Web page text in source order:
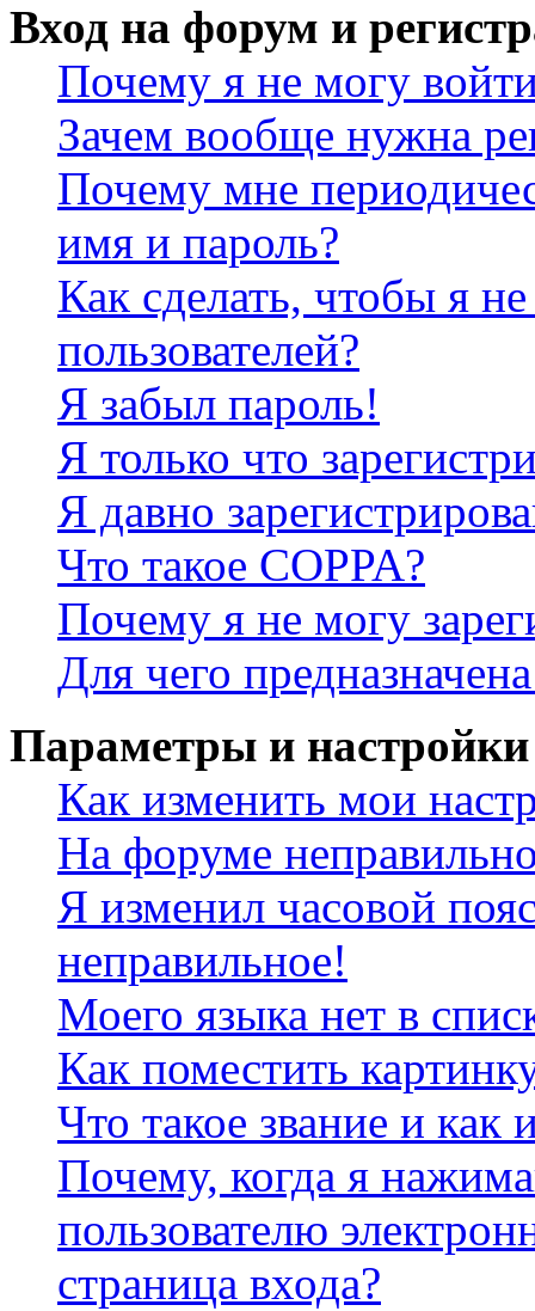
Вход на форум и
Почему я не могу
Зачем вообще нужна
Почему мне
имя и пароль?
Как сделать, чтобы я
пользователей?
Я забыл пароль!
Я только что
Я давно
Что такое COPPA?
Почему я не могу
Для чего
Параметры и настройки
Как изменить мои
На форуме
Я изменил часовой
неправильное!
Моего языка нет в
Как поместить
Что такое звание и как
Почему, когда я
пользователю
страница входа?